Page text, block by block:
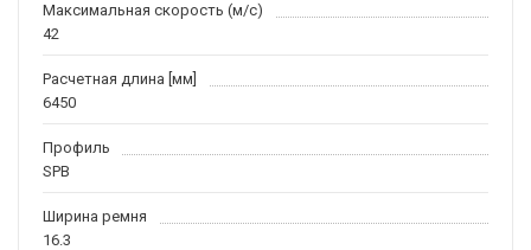
Максимальная скорость (м/c)
42
Расчетная длина [мм]
6450
Профиль
SPB
Ширина ремня
16.3